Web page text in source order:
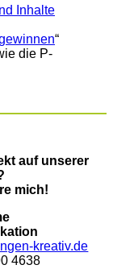
Inhalte
“
die P-
auf unserer
mich!
kreativ.de
4638